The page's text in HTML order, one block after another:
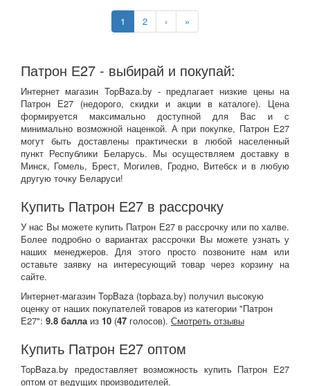
1 2 › »
Патрон Е27 - выбирай и покупай:
Интернет магазин TopBaza.by - предлагает низкие цены на
Патрон Е27 (недорого, скидки и акции в каталоге). Цена
формируется максимально доступной для Вас и с
минимально возможной наценкой. А при покупке, Патрон Е27
могут быть доставлены практически в любой населенный
пункт Республики Беларусь. Мы осуществляем доставку в
Минск, Гомель, Брест, Могилев, Гродно, Витебск и в любую
другую точку Беларуси!
Купить Патрон Е27 в рассрочку
У нас Вы можете купить Патрон Е27 в рассрочку или по халве.
Более подробно о вариантах рассрочки Вы можете узнать у
наших менеджеров. Для этого просто позвоните нам или
оставьте заявку на интересующий товар через корзину на
сайте.
Интернет-магазин TopBaza (topbaza.by) получил высокую
оценку от наших покупателей товаров из категории "Патрон
Е27": 9.8 балла из 10 (47 голосов). Смотреть отзывы
Купить Патрон Е27 оптом
TopBaza.by предоставляет возможность купить Патрон Е27
оптом от ведущих производителей.